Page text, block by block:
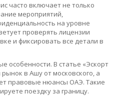
часто включает не только
мероприятий,
на уровне
проверять лицензии
и фиксировать все детали в
особенности. В статье «Эскорт
в Ашу от московского, а
правовые нюансы ОАЭ. Такие
поездку за границу.